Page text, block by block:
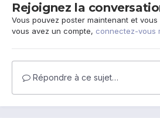
Rejoignez la
Vous pouvez poster maintenant et
vous avez un compte, connectez-vous
Répondre à ce sujet…